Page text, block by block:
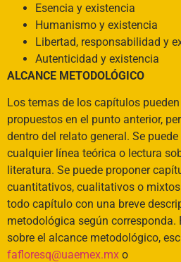
Esencia y existencia
Humanismo y existencia
Libertad, responsabilidad y
Autenticidad y existencia
ALCANCE METODOLÓGICO
Los temas de los capítulos
propuestos en el punto anterior,
dentro del relato general. Se
cualquier línea teórica o lectura
literatura. Se puede proponer
cuantitativos, cualitativos o
todo capítulo con una breve
metodológica según corresponda.
sobre el alcance metodológico,
fafloresq@uaemex.mx o